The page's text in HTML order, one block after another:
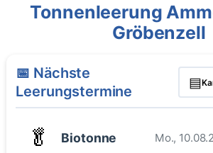
Tonnenleerung
Gröbenzell
📅 Nächste
Leerungstermine
▤
🥬 Biotonne Mo.,